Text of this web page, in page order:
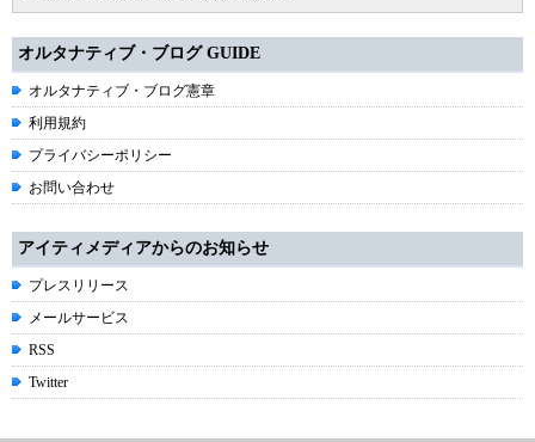
オルタナティブ・ブログ GUIDE
オルタナティブ・ブログ憲章
利用規約
プライバシーポリシー
お問い合わせ
アイティメディアからのお知らせ
プレスリリース
メールサービス
RSS
Twitter